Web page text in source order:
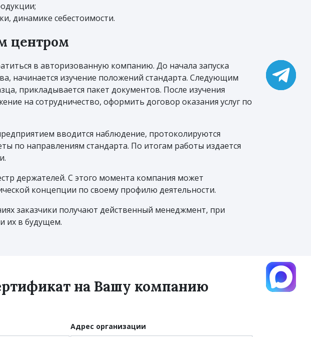
динамике себестоимости.
центром
в авторизованную компанию. До начала запуска
начинается изучение положений стандарта. Следующим
прикладывается пакет документов. После изучения
на сотрудничество, оформить договор оказания услуг по
вводится наблюдение, протоколируются
по направлениям стандарта. По итогам работы издается
держателей. С этого момента компания может
концепции по своему профилю деятельности.
заказчики получают действенный менеджмент, при
их в будущем.
на Вашу компанию
Адрес организации